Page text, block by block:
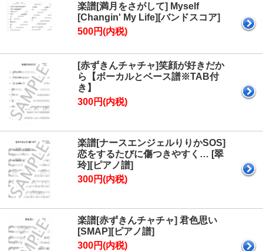
楽譜[満月をさがして] Myself
[Changin' My Life][バンドスコア]
500円(内税)
[赤ずきんチャチャ]笑顔が好きだか
ら【ボーカルとベース譜※TAB付
き】
300円(内税)
楽譜[ナースエンジェルりりかSOS]
恋をするたびに傷つきやすく… [翠
玲][ピアノ譜]
300円(内税)
楽譜[赤ずきんチャチャ] 君色思い
[SMAP][ピアノ譜]
300円(内税)